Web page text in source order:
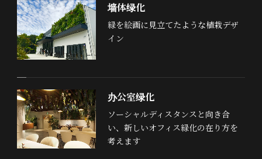
墙体绿化
緑を絵画に見立てたような植栽デザ
イン
办公室绿化
ソーシャルディスタンスと向き合
い、新しいオフィス緑化の在り方を
考えます